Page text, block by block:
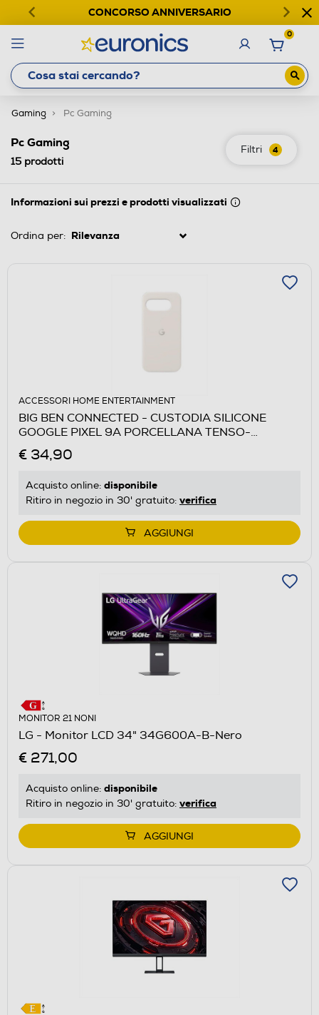
CONCORSO ANNIVERSARIO
0
Gaming Pc Gaming
Filtri 4
Pc Gaming
15 prodotti
Informazioni sui prezzi e prodotti visualizzati
Ordina per:
ACCESSORI HOME ENTERTAINMENT
BIG BEN CONNECTED - CUSTODIA SILICONE
GOOGLE PIXEL 9A PORCELLANA TENSO-
Porcellana
€ 34,90
Acquisto online: disponibile
Ritiro in negozio in 30' gratuito: verifica
AGGIUNGI
MONITOR 21 NONI
LG - Monitor LCD 34" 34G600A-B-Nero
€ 271,00
Acquisto online: disponibile
Ritiro in negozio in 30' gratuito: verifica
AGGIUNGI